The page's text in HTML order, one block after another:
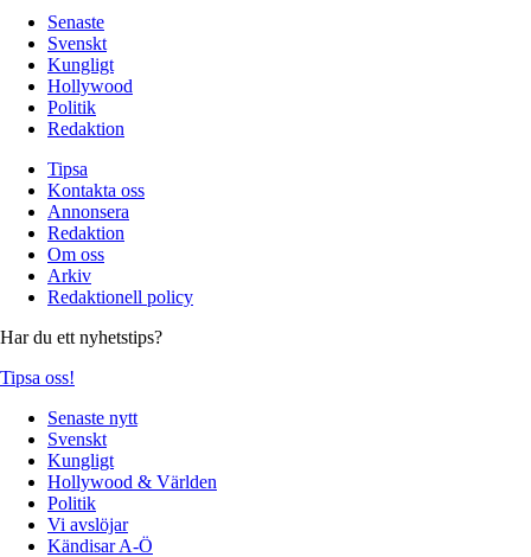
Senaste
Svenskt
Kungligt
Hollywood
Politik
Redaktion
Tipsa
Kontakta oss
Annonsera
Redaktion
Om oss
Arkiv
Redaktionell policy
Har du ett nyhetstips?
Tipsa oss!
Senaste nytt
Svenskt
Kungligt
Hollywood & Världen
Politik
Vi avslöjar
Kändisar A-Ö